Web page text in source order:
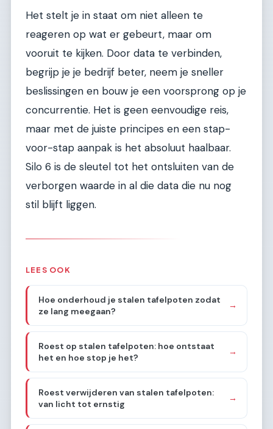
Het stelt je in staat om niet alleen te
reageren op wat er gebeurt, maar om
vooruit te kijken. Door data te verbinden,
begrijp je je bedrijf beter, neem je sneller
beslissingen en bouw je een voorsprong op je
concurrentie. Het is geen eenvoudige reis,
maar met de juiste principes en een stap-
voor-stap aanpak is het absoluut haalbaar.
Silo 6 is de sleutel tot het ontsluiten van de
verborgen waarde in al die data die nu nog
stil blijft liggen.
LEES OOK
Hoe onderhoud je stalen tafelpoten zodat
ze lang meegaan?
→
Roest op stalen tafelpoten: hoe ontstaat
het en hoe stop je het?
→
Roest verwijderen van stalen tafelpoten:
van licht tot ernstig
→